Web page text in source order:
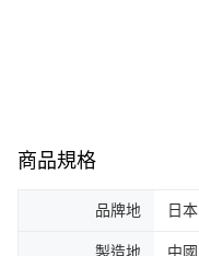
商品規格
品牌地 日本
製造地 中國